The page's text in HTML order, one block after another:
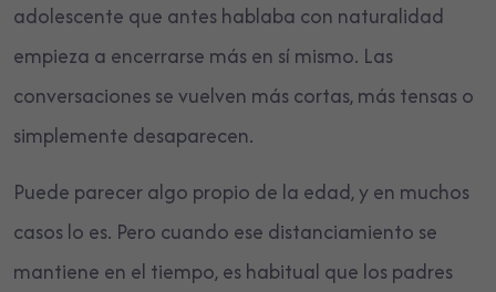
adolescente que antes hablaba con naturalidad
empieza a encerrarse más en sí mismo. Las
conversaciones se vuelven más cortas, más tensas o
simplemente desaparecen.
Puede parecer algo propio de la edad, y en muchos
casos lo es. Pero cuando ese distanciamiento se
mantiene en el tiempo, es habitual que los padres